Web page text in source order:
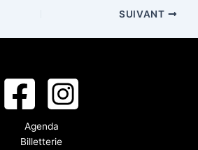
SUIVANT
Agenda
Billetterie